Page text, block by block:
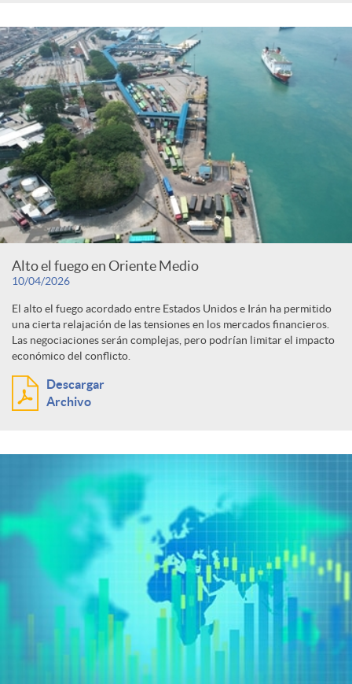
Alto el fuego en Oriente Medio
10/04/2026
El alto el fuego acordado entre Estados Unidos e Irán ha permitido
una cierta relajación de las tensiones en los mercados financieros.
Las negociaciones serán complejas, pero podrían limitar el impacto
económico del conflicto.
Descargar
Archivo